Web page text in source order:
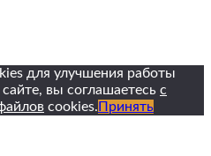
для улучшения работы
вы соглашаетесь с
cookies. Принять